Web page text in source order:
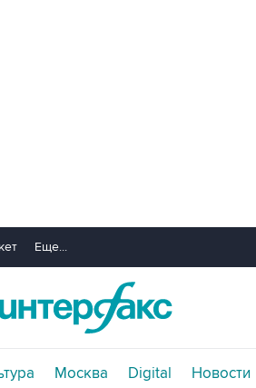
Еще...
Москва Digital Новости